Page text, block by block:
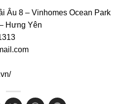
Âu 8 – Vinhomes Ocean Park
Hưng Yên